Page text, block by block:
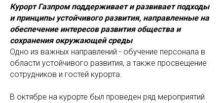
Курорт Газпром поддерживает и развивает подходы
и принципы устойчивого развития, направленные на
обеспечение интересов развития общества и
сохранения окружающей среды
Одно из важных направлений - обучение персонала в
области устойчивого развития, а также просвещение
сотрудников и гостей курорта.
В октябре на курорте был проведен ряд мероприятий